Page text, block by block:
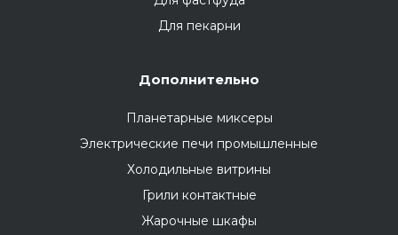
Для пекарни
Дополнительно
Планетарные миксеры
Электрические печи промышленные
Холодильные витрины
Грили контактные
Жарочные шкафы